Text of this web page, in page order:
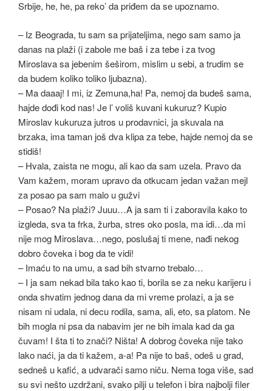
Srbije, he, he, pa reko’ da priđem da se upoznamo.
– Iz Beograda, tu sam sa prijateljima, nego sam samo ja
danas na plaži (i zabole me baš i za tebe i za tvog
Miroslava sa jebenim šeširom, mislim u sebi, a trudim se
da budem koliko toliko ljubazna).
– Ma daaaj! I mi, iz Zemuna,ha! Pa, nemoj da budeš sama,
hajde dođi kod nas! Je l’ voliš kuvani kukuruz? Kupio
Miroslav kukuruza jutros u prodavnici, ja skuvala na
brzaka, ima taman još dva klipa za tebe, hajde nemoj da se
stidiš!
– Hvala, zaista ne mogu, ali kao da sam uzela. Pravo da
Vam kažem, moram upravo da otkucam jedan važan mejl
za posao pa sam malo u gužvi
– Posao? Na plaži? Juuu…A ja sam ti i zaboravila kako to
izgleda, sva ta frka, žurba, stres oko posla, ma idi…da mi
nije mog Miroslava…nego, poslušaj ti mene, nađi nekog
dobro čoveka i bog da te vidi!
– Imaću to na umu, a sad bih stvarno trebalo…
– I ja sam nekad bila tako kao ti, borila se za neku karijeru i
onda shvatim jednog dana da mi vreme prolazi, a ja se
nisam ni udala, ni decu rodila, sama, ali, eto, sa platom. Ne
bih mogla ni psa da nabavim jer ne bih imala kad da ga
čuvam! I šta ti to znači? Ništa! A dobrog čoveka nije tako
lako naći, ja da ti kažem, a-a! Pa nije to baš, odeš u grad,
sedneš u kafić, a udvarači samo niču. Nema toga više, sad
su svi nešto uzdržani, svako pilji u telefon i bira najbolji filer